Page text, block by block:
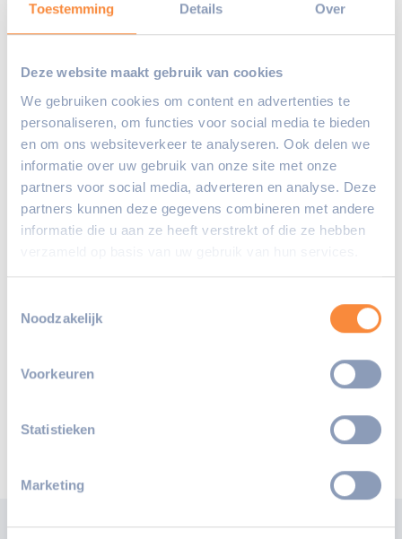
Toestemming Details Over
Deze website maakt gebruik van cookies
We gebruiken cookies om content en advertenties te
personaliseren, om functies voor social media te bieden
en om ons websiteverkeer te analyseren. Ook delen we
informatie over uw gebruik van onze site met onze
partners voor social media, adverteren en analyse. Deze
partners kunnen deze gegevens combineren met andere
informatie die u aan ze heeft verstrekt of die ze hebben
Noodzakelijk
Voorkeuren
Statistieken
Marketing
Wij zijn ontzettend trots op Birsen en
winnaars!
Foto: Gemeente Maassluis
Deel deze pagina: